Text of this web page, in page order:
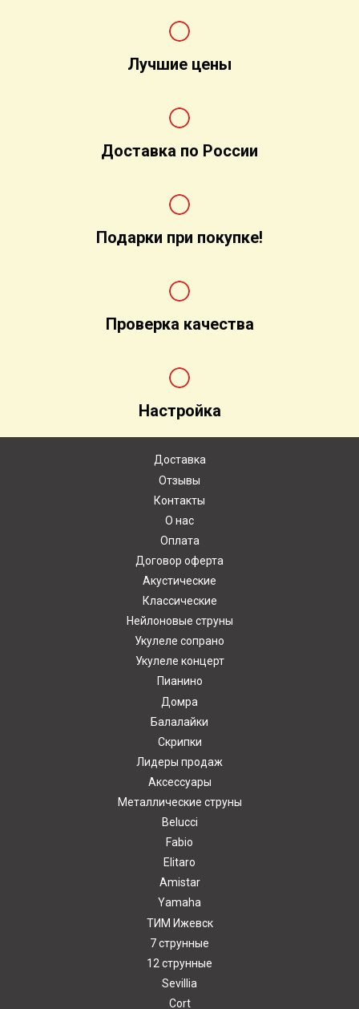
Лучшие цены
Доставка по России
Подарки при покупке!
Проверка качества
Настройка
Доставка
Отзывы
Контакты
О нас
Оплата
Договор оферта
Акустические
Классические
Нейлоновые струны
Укулеле сопрано
Укулеле концерт
Пианино
Домра
Балалайки
Скрипки
Лидеры продаж
Аксессуары
Металлические струны
Belucci
Fabio
Elitaro
Amistar
Yamaha
ТИМ Ижевск
7 струнные
12 струнные
Sevillia
Cort